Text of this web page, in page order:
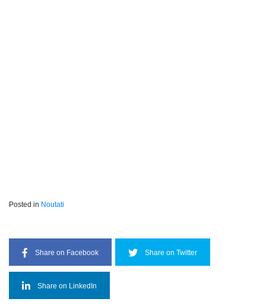
Posted in Noutati
Share on Facebook Share on Twitter
Share on LinkedIn